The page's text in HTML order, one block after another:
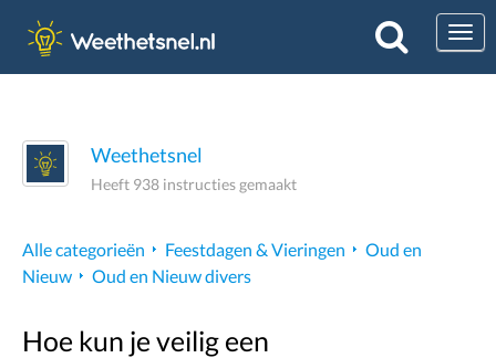
Weethetsnel
Heeft 938 instructies gemaakt
Alle categorieën Feestdagen & Vieringen
Oud en
Nieuw
Oud en Nieuw divers
Hoe kun je veilig een